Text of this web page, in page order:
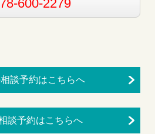
600-2279
談予約はこちらへ
談予約はこちらへ